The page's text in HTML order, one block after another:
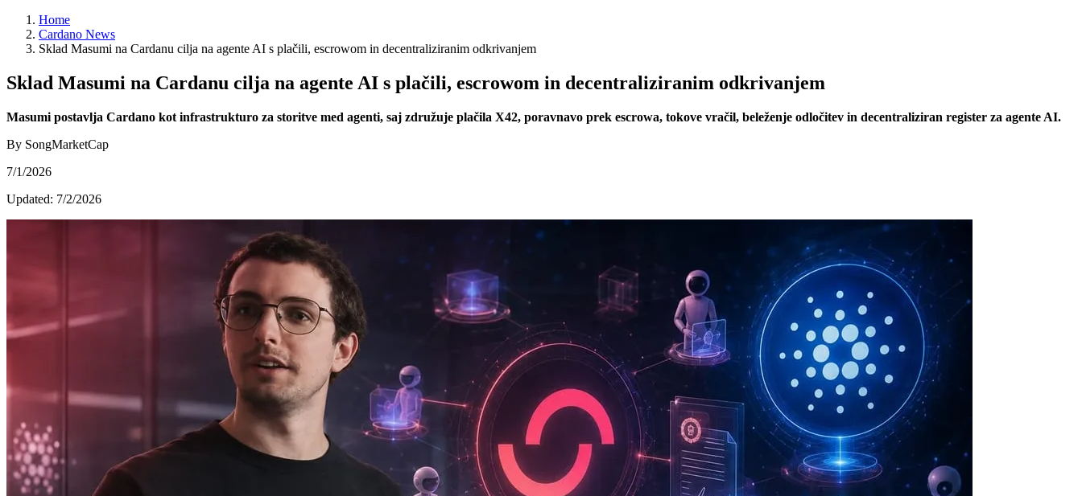
Home
Cardano News
Sklad Masumi na Cardanu cilja na agente AI s plačili, escrowom in decentraliziranim odkrivanjem
Sklad Masumi na Cardanu cilja na agente AI s plačili, escrowom in decentraliziranim odkrivanjem
Masumi postavlja Cardano kot infrastrukturo za storitve med agenti, saj združuje plačila X42, poravnavo prek escrowa, tokove vračil, beleženje odločitev in decentraliziran register za agente AI.
By SongMarketCap
7/1/2026
Updated: 7/2/2026